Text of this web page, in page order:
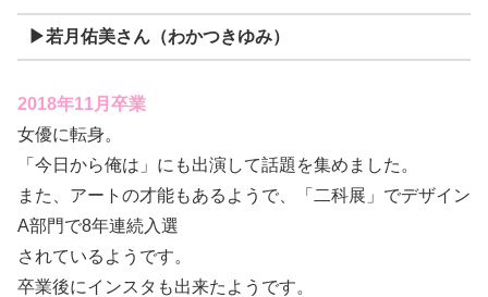
▶若月佑美さん（わかつきゆみ）
2018年11月卒業
女優に転身。
「今日から俺は」にも出演して話題を集めました。
また、アートの才能もあるようで、「二科展」でデザイン
A部門で8年連続入選
されているようです。
卒業後にインスタも出来たようです。